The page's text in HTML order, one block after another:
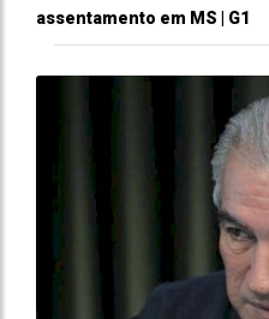
assentamento em MS | G1